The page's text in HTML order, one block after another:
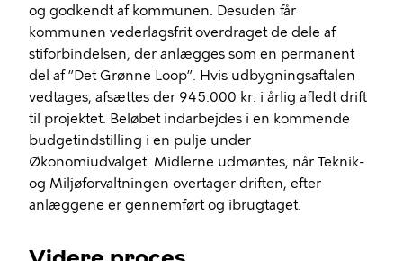
og godkendt af kommunen. Desuden får
kommunen vederlagsfrit overdraget de dele af
stiforbindelsen, der anlægges som en permanent
del af ”Det Grønne Loop”. Hvis udbygningsaftalen
vedtages, afsættes der 945.000 kr. i årlig afledt drift
til projektet. Beløbet indarbejdes i en kommende
budgetindstilling i en pulje under
Økonomiudvalget. Midlerne udmøntes, når Teknik-
og Miljøforvaltningen overtager driften, efter
anlæggene er gennemført og ibrugtaget.